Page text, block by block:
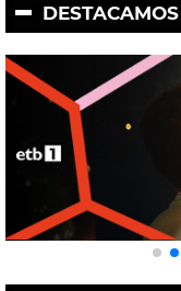
DESTACAMOS